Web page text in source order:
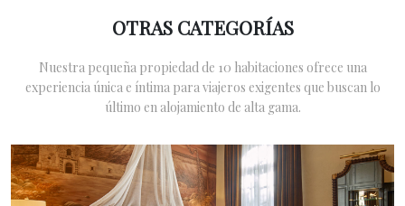
OTRAS CATEGORÍAS
Nuestra pequeña propiedad de 10 habitaciones ofrece una
experiencia única e íntima para viajeros exigentes que buscan lo
último en alojamiento de alta gama.